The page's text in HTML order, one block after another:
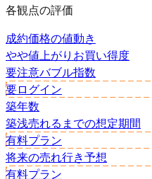
各観点の評価
成約価格の値動き
やや値上がり お買い得度
要注意バブル指数
要ログイン
築年数
築浅売れるまでの想定期間
有料プラン
将来の売れ行き予想
有料プラン